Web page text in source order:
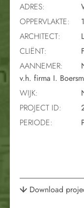
ADRES:
OPPERVLAKTE:
ARCHITECT:
CLIËNT:
AANNEMER:
v.h. firma I.
WIJK:
PROJECT ID:
PERIODE:
Download